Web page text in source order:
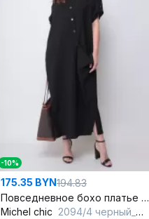
-10%
175.35 BYN194.83
Повседневное бохо платье из искусственного льна-вишера
Michel chic 2094/4 черный_оникс